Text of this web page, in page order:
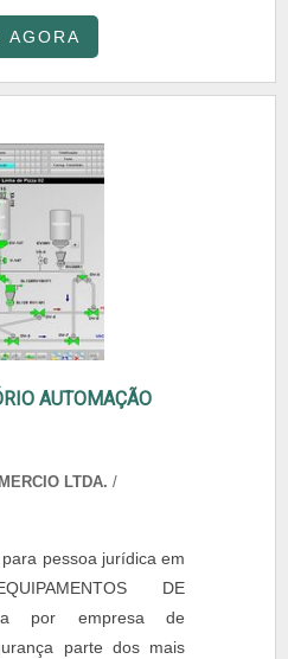
AGORA
AUTOMAÇÃO
LTDA. /
pessoa jurídica em
DE
por empresa de
parte dos mais